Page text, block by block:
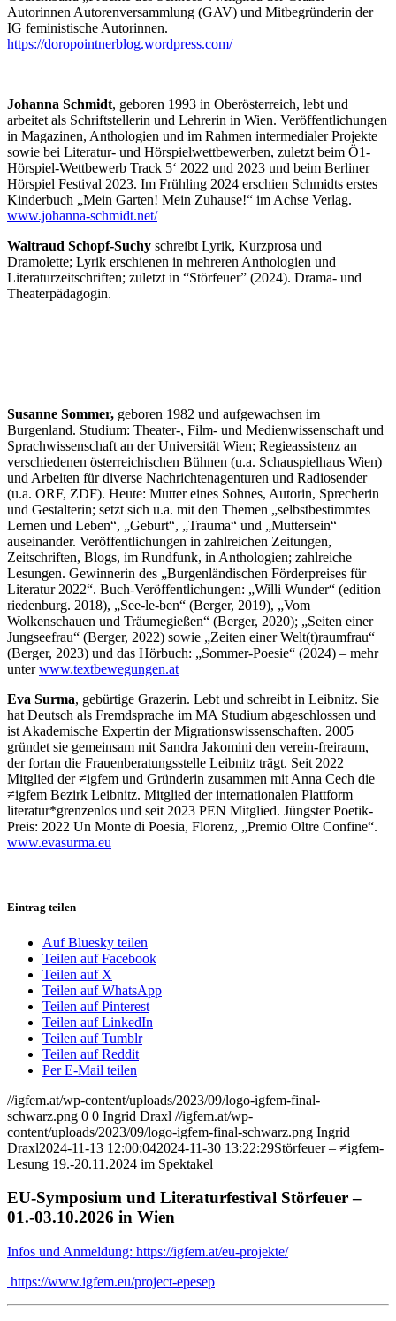
Autorinnen Autorenversammlung (GAV) und Mitbegründerin der
IG feministische Autorinnen.
https://doropointnerblog.wordpress.com/
Johanna Schmidt, geboren 1993 in Oberösterreich, lebt und ​
arbeitet als Schriftstellerin und Lehrerin in Wien. Veröffentlichungen
in Magazinen, Anthologien und im ​Rahmen intermedialer Projekte
sowie bei Literatur- und ​Hörspielwettbewerben, zuletzt beim Ö1-
Hörspiel-Wettbewerb ​Track 5‘ 2022 und 2023 und beim Berliner
Hörspiel Festival ​2023. Im Frühling 2024 erschien Schmidts erstes
Kinderbuch „Mein ​Garten! Mein Zuhause!“ im Achse Verlag.
www.johanna-schmidt.net/
Waltraud Schopf-Suchy schreibt Lyrik, Kurzprosa und
Dramolette; Lyrik erschienen in mehreren Anthologien und
Literaturzeitschriften; zuletzt in “Störfeuer” (2024). Drama- und
Theaterpädagogin.
Susanne Sommer, geboren 1982 und aufgewachsen im
Burgenland. Studium: Theater-, Film- und Medienwissenschaft und
Sprachwissenschaft an der Universität Wien; Regieassistenz an
verschiedenen österreichischen Bühnen (u.a. Schauspielhaus Wien)
und Arbeiten für diverse Nachrichtenagenturen und Radiosender
(u.a. ORF, ZDF). Heute: Mutter eines Sohnes, Autorin, Sprecherin
und Gestalterin; setzt sich u.a. mit den Themen „selbstbestimmtes
Lernen und Leben“, „Geburt“, „Trauma“ und „Muttersein“
auseinander. Veröffentlichungen in zahlreichen Zeitungen,
Zeitschriften, Blogs, im Rundfunk, in Anthologien; zahlreiche
Lesungen. Gewinnerin des „Burgenländischen Förderpreises für
Literatur 2022“. Buch-Veröffentlichungen: „Willi Wunder“ (edition
riedenburg. 2018), „See-le-ben“ (Berger, 2019), „Vom
Wolkenschauen und Träumegießen“ (Berger, 2020); „Seiten einer
Jungseefrau“ (Berger, 2022) sowie „Zeiten einer Welt(t)raumfrau“
(Berger, 2023) und das Hörbuch: „Sommer-Poesie“ (2024) – mehr
unterwww.textbewegungen.at
Eva Surma, gebürtige Grazerin. Lebt und schreibt in Leibnitz. Sie
hat Deutsch als Fremdsprache im MA Studium abgeschlossen und
ist Akademische Expertin der Migrationswissenschaften. 2005
gründet sie gemeinsam mit Sandra Jakomini den verein-freiraum,
der fortan die Frauenberatungsstelle Leibnitz trägt. Seit 2022
Mitglied der ≠igfem und Gründerin zusammen mit Anna Cech die
≠igfem Bezirk Leibnitz. Mitglied der internationalen Plattform
literatur*grenzenlos und seit 2023 PEN Mitglied. Jüngster Poetik-
Preis: 2022 Un Monte di Poesia, Florenz, „Premio Oltre Confine“.
www.evasurma.eu
Eintrag teilen
Auf Bluesky teilen
Teilen auf Facebook
Teilen auf X
Teilen auf WhatsApp
Teilen auf Pinterest
Teilen auf LinkedIn
Teilen auf Tumblr
Teilen auf Reddit
Per E-Mail teilen
//igfem.at/wp-content/uploads/2023/09/logo-igfem-final-
schwarz.png 0 0 Ingrid Draxl //igfem.at/wp-
content/uploads/2023/09/logo-igfem-final-schwarz.png Ingrid
Draxl2024-11-13 12:00:042024-11-30 13:22:29Störfeuer – ≠igfem-
Lesung 19.-20.11.2024 im Spektakel
EU-Symposium und Literaturfestival Störfeuer –
01.-03.10.2026 in Wien
Infos und Anmeldung: https://igfem.at/eu-projekte/
https://www.igfem.eu/project-epesep